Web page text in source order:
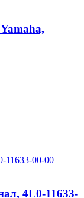
4L0-11633-